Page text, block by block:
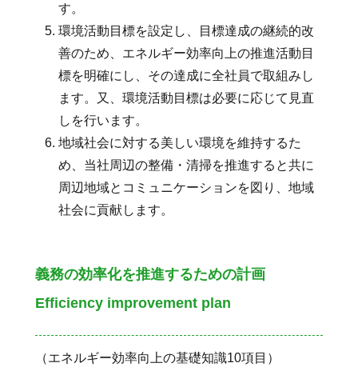
す。
環境活動目標を設定し、目標達成の継続的改
善のため、エネルギー効率向上の推進活動目
標を明確にし、その達成に全社員で取組みし
ます。又、環境活動目標は必要に応じて見直
しを行います。
地域社会に対する美しい環境を維持するた
め、当社周辺の整備・清掃を推進すると共に
周辺地域とコミュニケーションを図り、地域
社会に貢献します。
義務の効率化を推進するための計画
Efficiency improvement plan
（エネルギー効率向上の基礎知識10項目）